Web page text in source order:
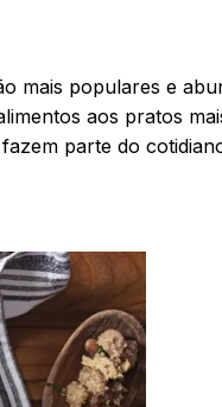
mais populares e
aos pratos
parte do